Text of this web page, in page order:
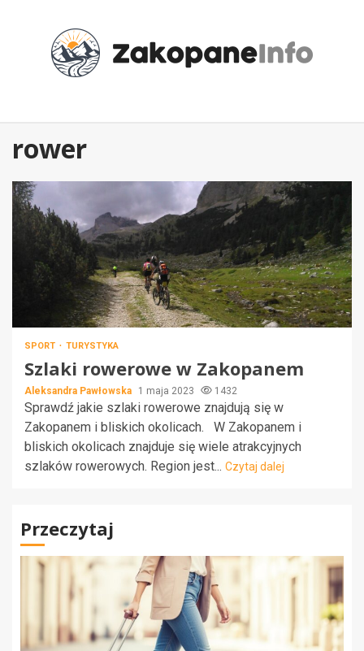
rower
SPORT TURYSTYKA
Szlaki rowerowe w Zakopanem
Aleksandra Pawłowska 1 maja 2023 1432
Sprawdź jakie szlaki rowerowe znajdują się w
Zakopanem i bliskich okolicach. W Zakopanem i
bliskich okolicach znajduje się wiele atrakcyjnych
szlaków rowerowych. Region jest... Czytaj dalej
Przeczytaj